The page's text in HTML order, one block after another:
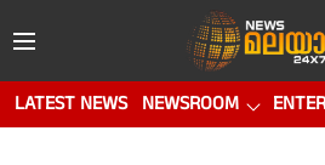
LATEST NEWS NEWSROOM